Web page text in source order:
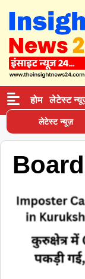
होम लेटेस्ट
लेटेस्ट न्यूज़
हादसा: खड़े कैंटर से